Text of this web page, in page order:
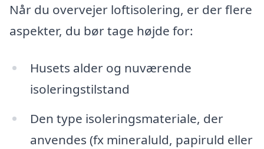
Når du overvejer loftisolering, er der flere
aspekter, du bør tage højde for:
Husets alder og nuværende
isoleringstilstand
Den type isoleringsmateriale, der
anvendes (fx mineraluld, papiruld eller